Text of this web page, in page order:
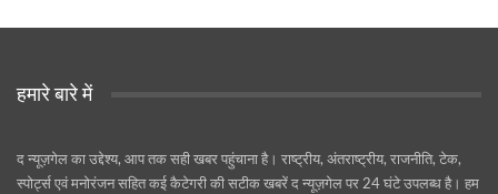
हमारे बारे में
द न्यूज़गेल का उद्देश्य, आप तक सही खबर पहुंचाना है। राष्ट्रीय, अंतराष्ट्रीय, राजनीति, टेक,
स्पोर्ट्स एवं मनोरंजन सहित कई कैटेगरी की सटीक खबरें द न्यूज़गेल पर 24 घंटे उपलब्ध है। हम